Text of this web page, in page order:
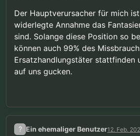
Der Hauptverursacher für mich
widerlegte Annahme das
sind. Solange diese Position so
können auch 99% des
Ersatzhandlungstäter stattfinden
auf uns gucken.
? Ein ehemaliger Benutzer12. Feb.